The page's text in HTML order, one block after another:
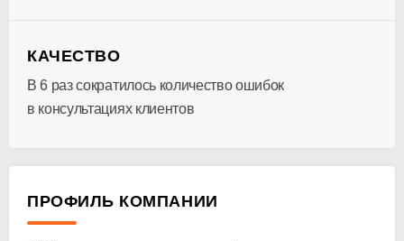
КАЧЕСТВО
В 6 раз сократилось количество ошибок
в консультациях клиентов
ПРОФИЛЬ КОМПАНИИ